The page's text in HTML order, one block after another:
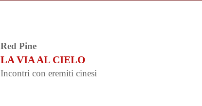
Red Pine
LA VIA AL CIELO
Incontri con eremiti cinesi